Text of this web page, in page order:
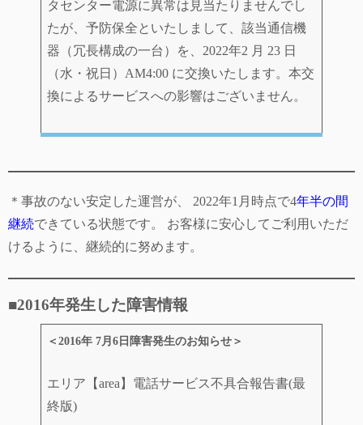
タセンター電源に異常は見当たりませんでし
たが、予防保全といたしまして、該当通信機
器（冗長構成の一台）を、2022年2 月 23 日
（水・祝日）AM4:00 に交換いたします。本交
換によるサービスへの影響はございません。
＊事故のない安定した運営が、 2022年1月時点で4年半の間
継続できている状態です。 お客様に安心してご利用いただ
けるように、継続的に努めます。
■2016年発生した障害情報
＜2016年 7月6日障害発生のお知らせ＞
エリア【area】電話サービス不具合報告書(最
終版)